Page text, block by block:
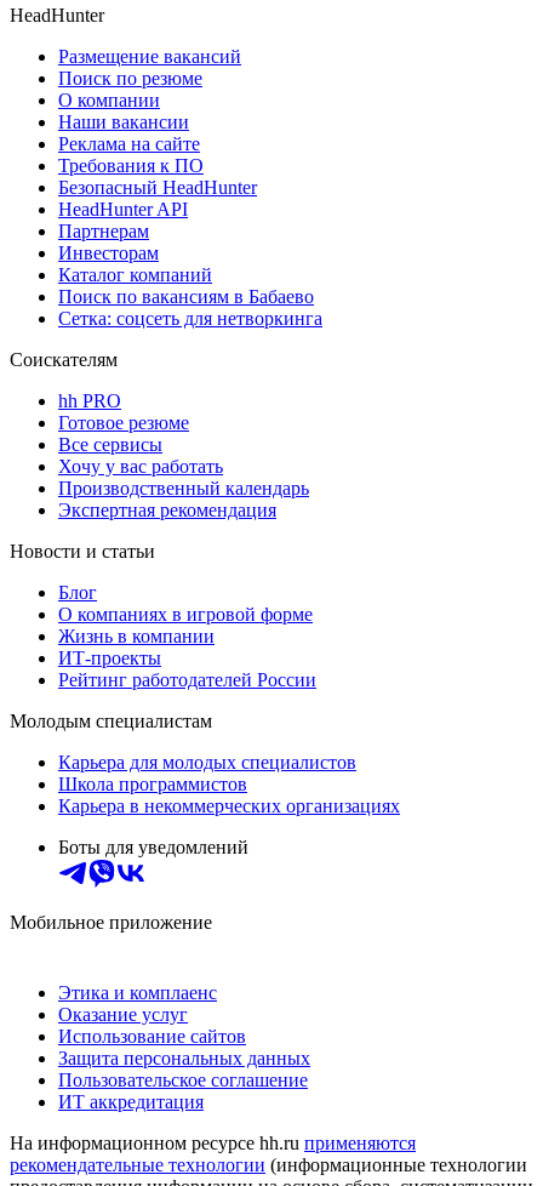
HeadHunter
Размещение вакансий
Поиск по резюме
О компании
Наши вакансии
Реклама на сайте
Требования к ПО
Безопасный HeadHunter
HeadHunter API
Партнерам
Инвесторам
Каталог компаний
Поиск по вакансиям в Бабаево
Сетка: соцсеть для нетворкинга
Соискателям
hh PRO
Готовое резюме
Все сервисы
Хочу у вас работать
Производственный календарь
Экспертная рекомендация
Новости и статьи
Блог
О компаниях в игровой форме
Жизнь в компании
ИТ-проекты
Рейтинг работодателей России
Молодым специалистам
Карьера для молодых специалистов
Школа программистов
Карьера в некоммерческих организациях
Боты для уведомлений
Мобильное приложение
Этика и комплаенс
Оказание услуг
Использование сайтов
Защита персональных данных
Пользовательское соглашение
ИТ аккредитация
На информационном ресурсе hh.ru применяются
рекомендательные технологии (информационные технологии